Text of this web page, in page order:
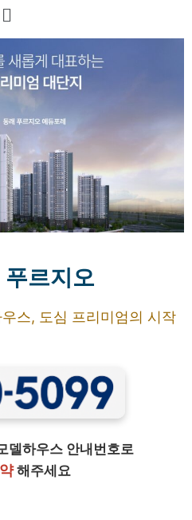
푸르지오
스, 도심 프리미엄의 시작
델하우스 안내번호로
해주세요